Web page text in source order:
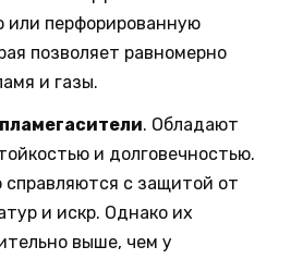
или перфорированную
позволяет равномерно
и газы.
. Обладают
и долговечностью.
справляются с защитой от
и искр. Однако их
выше, чем у